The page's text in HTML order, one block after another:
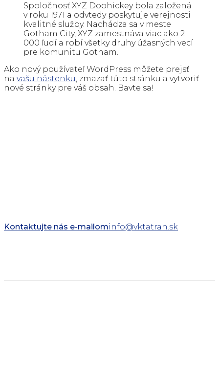
Spoločnosť XYZ Doohickey bola založená
v roku 1971 a odvtedy poskytuje verejnosti
kvalitné služby. Nachádza sa v meste
Gotham City, XYZ zamestnáva viac ako 2
000 ľudí a robí všetky druhy úžasných vecí
pre komunitu Gotham.
Ako nový používateľ WordPress môžete prejsť
na vašu nástenku , zmazať túto stránku a vytvoriť
nové stránky pre váš obsah. Bavte sa!
Kontaktujte nás e-mailominfo@vktatran.sk